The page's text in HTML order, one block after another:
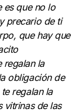
es que no lo
precario de ti
que hay que
regalan la
obligación de
regalan la
vitrinas de las